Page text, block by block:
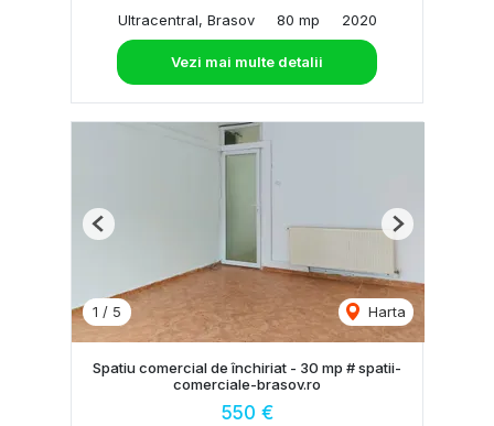
Ultracentral, Brasov
80 mp 2020
Vezi mai multe detalii
1 / 5 Harta
Previous Next
Spatiu comercial de închiriat - 30 mp # spatii-
comerciale-brasov.ro
550 €